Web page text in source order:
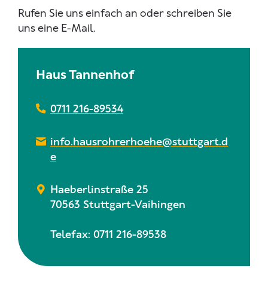
Rufen Sie uns einfach an oder schreiben Sie
uns eine E-Mail.
Haus Tannenhof
0711 216-89534
info.hausrohrerhoehe@stuttgart.d
e
Haeberlinstraße 25
70563 Stuttgart-Vaihingen
Telefax: 0711 216-89538